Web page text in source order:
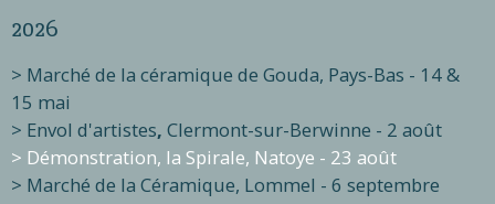
2026
> Marché de la céramique de Gouda, Pays-Bas - 14 &
15 mai
> Envol d'artistes, Clermont-sur-Berwinne - 2 août
> Démonstration, la Spirale, Natoye - 23 août
> Marché de la Céramique, Lommel - 6 septembre